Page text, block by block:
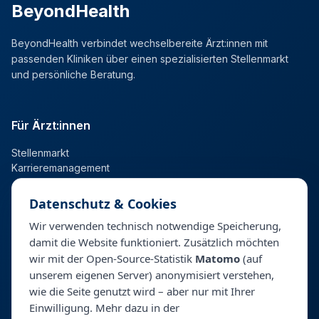
BeyondHealth
BeyondHealth verbindet wechselbereite Ärzt:innen mit
passenden Kliniken über einen spezialisierten Stellenmarkt
und persönliche Beratung.
Für Ärzt:innen
Stellenmarkt
Karrieremanagement
Talentpool
Personalberatung & Direktsuche
Unternehmen
Datenschutz & Cookies
Wir verwenden technisch notwendige Speicherung,
damit die Website funktioniert. Zusätzlich möchten
wir mit der Open-Source-Statistik Matomo (auf
unserem eigenen Server) anonymisiert verstehen,
wie die Seite genutzt wird – aber nur mit Ihrer
Einwilligung. Mehr dazu in der